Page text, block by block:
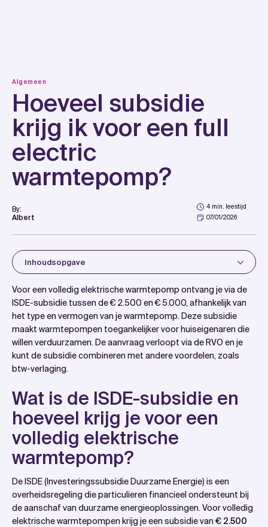
Algemeen
Hoeveel subsidie
krijg ik voor een full
electric
warmtepomp?
By:
Albert
4 min. leestijd
07/01/2026
Inhoudsopgave
Wat is de ISDE-subsidie en hoeveel krijg je voor een
volledig elektrische warmtepomp?
Welke voorwaarden moet je warmtepomp vervullen
voor subsidie?
Hoe vraag je de subsidie aan en wat zijn de
Kun je subsidie combineren met andere regelingen
en wat zijn de voordelen?
Hoe wattslimmer helpt met subsidie voor jouw
warmtepomp
Voor een volledig elektrische warmtepomp ontvang je via de
ISDE-subsidie tussen de € 2.500 en € 5.000, afhankelijk van
het type en vermogen van je warmtepomp. Deze subsidie
maakt warmtepompen toegankelijker voor huiseigenaren die
willen verduurzamen. De aanvraag verloopt via de RVO en je
kunt de subsidie combineren met andere voordelen, zoals
btw-verlaging.
Wat is de ISDE-subsidie en
hoeveel krijg je voor een
volledig elektrische
warmtepomp?
De ISDE (Investeringssubsidie Duurzame Energie) is een
overheidsregeling die particulieren financieel ondersteunt bij
de aanschaf van duurzame energieoplossingen. Voor volledig
elektrische warmtepompen krijg je een subsidie van € 2.500